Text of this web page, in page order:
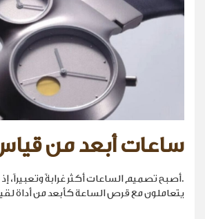
ساعات أبعد من
.أصبح تصميم الساعات أكثر غرابةً وتعبيراً،
يتعاملون مع قرص الساعة كأبعد من أداة